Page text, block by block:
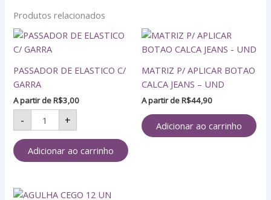
Produtos relacionados
PASSADOR DE ELASTICO C/
GARRA
A partir deR$3,00
-
PASSADOR
DE
C/
GARRA
quantidade
+
Adicionar ao carrinho
MATRIZ P/ APLICAR BOTAO
CALCA JEANS – UND
A partir deR$44,90
Adicionar ao carrinho
AGULHA